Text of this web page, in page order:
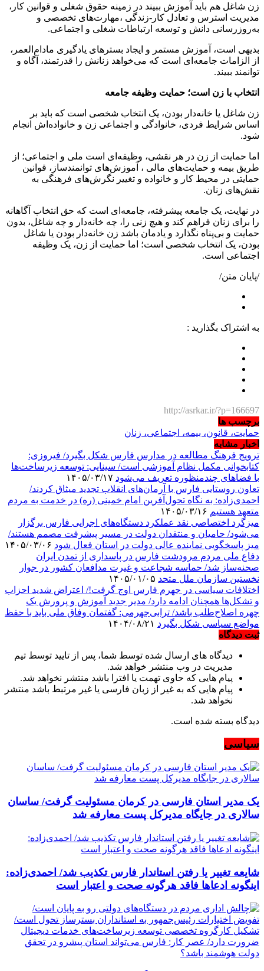
زن شاغل هم باید آموزش ببیند در زمینه حقوق شغلی و قوانین کار،
مدیریت استرس و تعادل کار-زندگی ،مهارت‌های تخصصی و
به‌روزرسانی دانش و توسعه ارتباطات شغلی و اجتماعی.
بدیهی است، آموزش مستمر و ایجاد بسترهای یادگیری مادام‌العمر،
از الزامات جامعه‌ای است که می‌خواهد زنانش را قدرتمند، آگاه و
توانمند ببیند.
انتخاب با زن است؛ حمایت وظیفه جامعه
زن شاغل یا خانه‌دار بودن، یک انتخاب شخصی است که باید بر
اساس شرایط فردی، خانوادگی و اجتماعی زن و خانواده‌اش انجام
شود.
اما حمایت از زن در هر نقشی، وظیفه‌ای است ملی و اجتماعی؛ از
طریق بیمه و حمایت‌های مالی ، آموزش‌های توانمندساز، قوانین
حمایتی در محیط کار و خانواده و تغییر نگرش‌های فرهنگی به
نقش‌های زنان.
در نهایت، یک جامعه پیشرفته، جامعه‌ای است که حق انتخاب آگاهانه
را برای زنان فراهم کند و هیچ زنی را، چه خانه‌دار و چه شاغل، بدون
حمایت و بی‌پناه نگذارد ‌و یادمان باشد زن خانه‌دار بودن یا شاغل
بودن، یک انتخاب شخصی است؛ اما حمایت از زن، یک وظیفه
اجتماعی است.
/پایان متن/
به اشتراک بگذارید :
http://asrkar.ir/?p=166697
برچسب ها
حمایت، قانون، بیمه، اجتماعی، زنان
اخبار مشابه
ترویج فرهنگ مطالعه در مدارس فارس شکل بگیرد/ فیروزی:
کتابخوانی مکمل نظام آموزشی است/ سینایی: توسعه زیرساخت‌ها
با فضاهای چندمنظوره تعریف می‌شود
تعاون روستایی فارس با آرمان‌های انقلاب تجدید میثاق کردند/
احمدی‌زاده: به نگاه تحول‌آفرین امام خمینی (ره) در خدمت به مردم
متعهد هستیم
میزگرد اختصاصی نقد عملکرد دستگاه‌های اجرایی فارس برگزار
می‌شود/ حامیان و منتقدان دولت در مسیر پیشرفت مصمم هستند/
میز پاسخگویی نماینده عالی دولت در استان فعال شود
دفاع ملی مردم مرودشت فارس در پاسداری از تمدن ایران
صحنه‌ساز شد/ حماسه شجاعت و غیرت مدافعان کشور در جوار
نخستین سازمان ملل متحد
اختلافات سیاسی در جهرم فارس اوج گرفت!/ اعتراض شدید احزاب
و تشکل‌ها همچنان ادامه دارد/ مدیر جدید آموزش و پرورش یک
چهره اصلاح‌طلب باشد/ ترابی‌جهرمی: گفتمان وفاق ملی باید با حفظ
مواضع سیاسی شکل بگیرد
ثبت دیدگاه
دیدگاه های ارسال شده توسط شما، پس از تایید توسط تیم
مدیریت در وب منتشر خواهد شد.
پیام هایی که حاوی تهمت یا افترا باشد منتشر نخواهد شد.
پیام هایی که به غیر از زبان فارسی یا غیر مرتبط باشد منتشر
نخواهد شد.
دیدگاه بسته شده است.
سیاسی
یک مدیر استان فارسی در کرمان مسئولیت گرفت/ ساسان
سالاری در جایگاه مدیرکل پست معارفه شد
شایعه تغییر یا رفتن استاندار فارس تکذیب شد/ احمدی‌زاده:
اینگونه ادعاها فاقد هرگونه صحت و اعتبار است